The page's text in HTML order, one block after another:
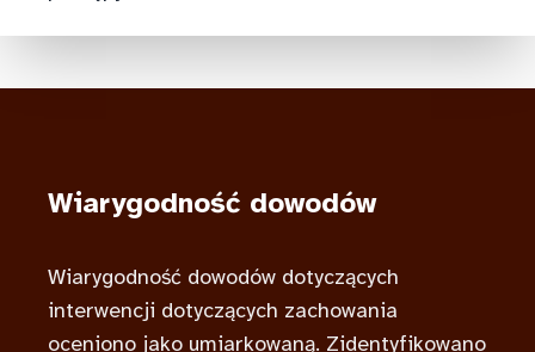
Wiarygodność dowodów
Wiarygodność dowodów dotyczących
interwencji dotyczących zachowania
oceniono jako umiarkowaną. Zidentyfikowano